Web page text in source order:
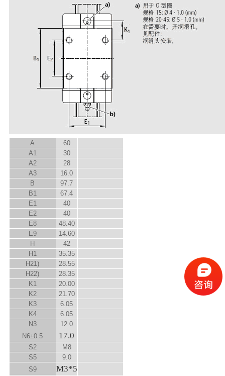
A
60
A1
30
A2
28
A3
16.0
B
97.7
B1
67.4
E1
40
E2
40
E8
48.40
E9
14.60
H
42
H 1
35.35
H21)
28.55
H22)
28.35
K1
20.00
K2
21.70
K3
6.05
K4
6.05
N3
12.0
N6±0.5 17.0
S2
M8
S5
9.0
S9 M3*5